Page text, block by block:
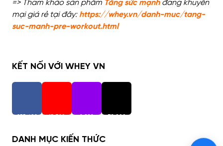
=> Tham khảo sản phẩm Tăng sức mạnh đang khuyến
mại giá rẻ tại đây: https://whey.vn/danh-muc/tang-
suc-manh-pre-workout.html
KẾT NỐI VỚI WHEY VN
255,402 15,720 2,938 73,000
DANH MỤC KIẾN THỨC